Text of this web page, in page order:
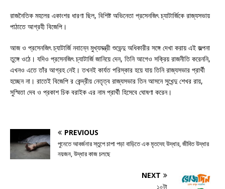
রাজনৈতিক মহলের একাংশর ধারণা ছিল, বিশিষ্ট অভিনেতা প্রসেনজিৎ চ্যাটার্জিকে রাজ্যসভায়
পাঠাতে আগ্রহী বিজেপি।
আজ ও প্রসেনজিৎ চ্যাটার্জি নবান্নে মুখ্যমন্ত্রী শুভেন্দু অধিকারীর সঙ্গে দেখা করায় এই জল্পনা
তুঙ্গে ওঠে। যদিও প্রসেনজিৎ চ্যাটার্জি জানিয়ে দেন, তিনি আগেও সক্রিয় রাজনীতি করেননি,
এখনও এতে তাঁর আগ্রহ নেই। তখনই কার্যত পরিস্কার হয়ে যায় তিনি রাজ্যসভার প্রার্থী
হচ্ছেন না। রাতেই বিজেপি র কেন্দ্রীয় নেতৃত্ব রাজ্যসভার তিন আসনে সুখেন্দু শেখর রায়,
সুস্মিতা দেব ও প্রকাশ চিক বরাইক এর নাম প্রার্থী হিসেবে ঘোষণা করেন।
PREVIOUS
পুনেতে আবর্জনার স্তুপে চাপা পড়া বাড়িতে এক মৃতদেহ উদ্ধার, জীবিত উদ্ধার
নয়জন, উদ্ধার কাজ চলছে
NEXT
১০টা